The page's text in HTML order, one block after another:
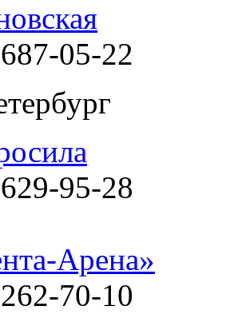
05-22
95-28
Арена»
70-10